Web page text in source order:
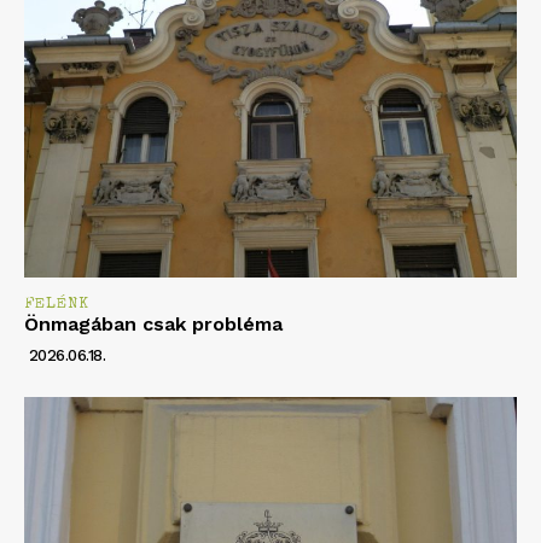
FELÉNK
Önmagában csak probléma
2026.06.18.